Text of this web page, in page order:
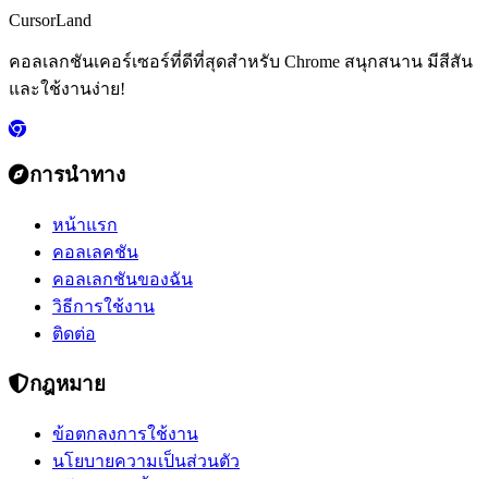
CursorLand
คอลเลกชันเคอร์เซอร์ที่ดีที่สุดสำหรับ Chrome สนุกสนาน มีสีสัน
และใช้งานง่าย!
การนำทาง
หน้าแรก
คอลเลคชัน
คอลเลกชันของฉัน
วิธีการใช้งาน
ติดต่อ
กฎหมาย
ข้อตกลงการใช้งาน
นโยบายความเป็นส่วนตัว